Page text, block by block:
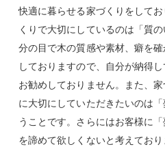
快適に暮らせる家づくりをして
くりで大切にしているのは「質
分の目で木の質感や素材、癖を
しておりますので、自分が納得
お勧めしておりません。また、
に大切にしていただきたいのは
うことです。さらにはお客様に
を諦めて欲しくないと考えてお